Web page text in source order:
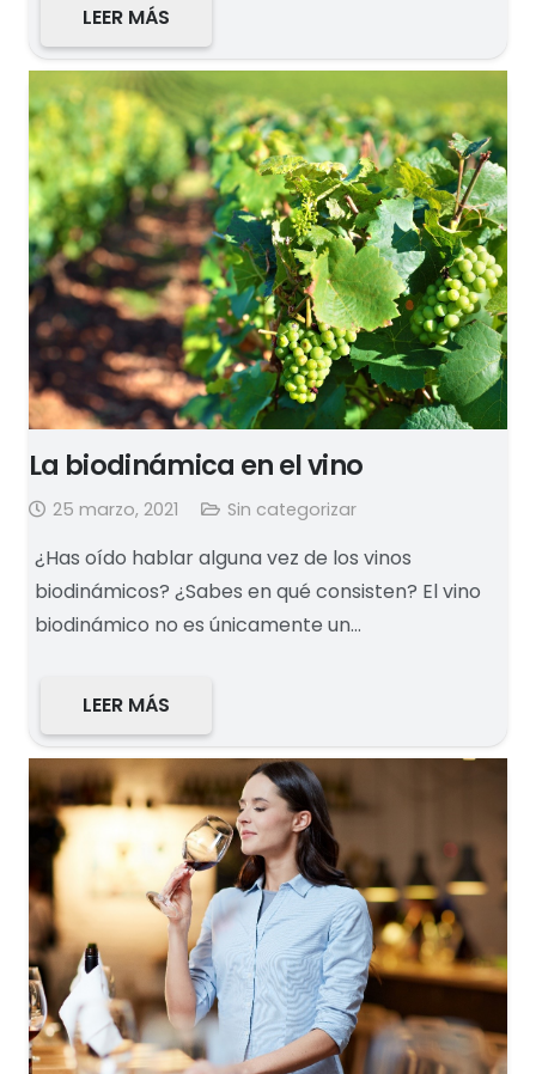
LEER MÁS
La biodinámica en el vino
25 marzo, 2021 Sin categorizar
¿Has oído hablar alguna vez de los vinos
biodinámicos? ¿Sabes en qué consisten? El vino
biodinámico no es únicamente un…
LEER MÁS